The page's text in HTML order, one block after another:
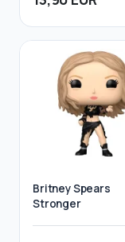
Britney Spears
Stronger